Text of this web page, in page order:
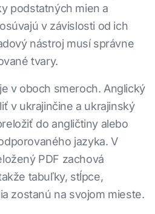
podstatných mien a
v závislosti od ich
nástroj musí správne
tvary.
v oboch smeroch. Anglický
v ukrajinčine a ukrajinský
do angličtiny alebo
jazyka. V
PDF zachová
tabuľky, stĺpce,
zostanú na svojom mieste.